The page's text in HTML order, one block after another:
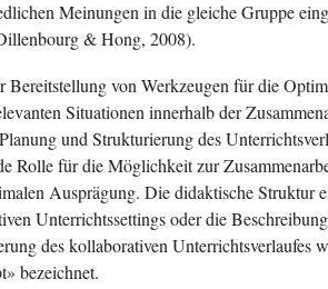
Meinungen in die gleiche Gruppe
& Hong, 2008).
Bereitstellung von Werkzeugen für die
Situationen innerhalb der
und Strukturierung des
Rolle für die Möglichkeit zur
Ausprägung. Die didaktische Struktur
Unterrichtssettings oder die
des kollaborativen Unterrichtsverlaufes
bezeichnet.